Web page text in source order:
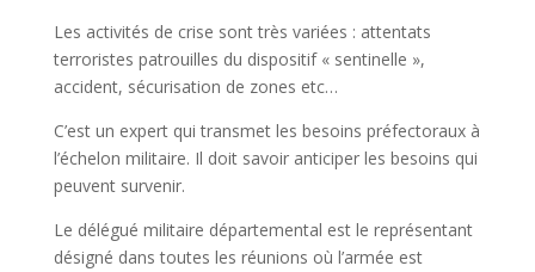
Les activités de crise sont très variées : attentats
terroristes patrouilles du dispositif « sentinelle »,
accident, sécurisation de zones etc…
C’est un expert qui transmet les besoins préfectoraux à
l’échelon militaire. Il doit savoir anticiper les besoins qui
peuvent survenir.
Le délégué militaire départemental est le représentant
désigné dans toutes les réunions où l’armée est